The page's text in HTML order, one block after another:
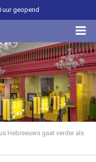
uur geopend
Hebreeuws gaat verder als